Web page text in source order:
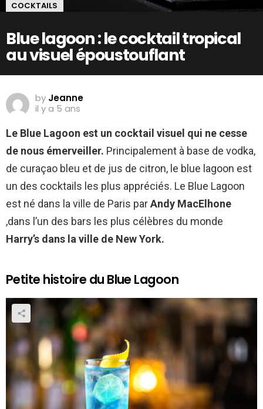
COCKTAILS
Blue lagoon : le cocktail tropical
au visuel époustouflant
by Jeanne
il y a 5 ans
Le Blue Lagoon est un cocktail visuel qui ne cesse
de nous émerveiller. Principalement à base de vodka,
de curaçao bleu et de jus de citron, le blue lagoon est
un des cocktails les plus appréciés. Le Blue Lagoon
est né dans la ville de Paris parAndy MacElhone
,dans l’un des bars les plus célèbres du monde
Harry’s dans la ville de New York.
Petite histoire du Blue Lagoon